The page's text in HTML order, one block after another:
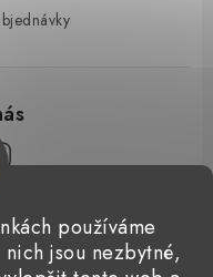
používáme
jsou nezbytné,